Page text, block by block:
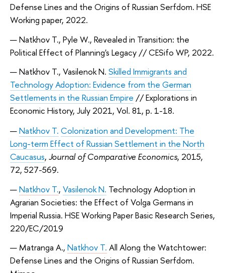
Defense Lines and the Origins of Russian Serfdom. HSE
Working paper, 2022.
Natkhov T., Pyle W., Revealed in Transition: the
Political Effect of Planning's Legacy // CESifo WP, 2022.
Natkhov T., Vasilenok N. Skilled Immigrants and
Technology Adoption: Evidence from the German
Settlements in the Russian Empire // Explorations in
Economic History, July 2021, Vol. 81, p. 1-18.
Natkhov T. Colonization and Development: The
Long-term Effect of Russian Settlement in the North
Caucasus, Journal of Comparative Economics, 2015,
72, 527-569.
Natkhov T., Vasilenok N. Technology Adoption in
Agrarian Societies: the Effect of Volga Germans in
Imperial Russia. HSE Working Paper Basic Research Series,
220/EC/2019
Matranga A., Natkhov T. All Along the Watchtower:
Defense Lines and the Origins of Russian Serfdom.